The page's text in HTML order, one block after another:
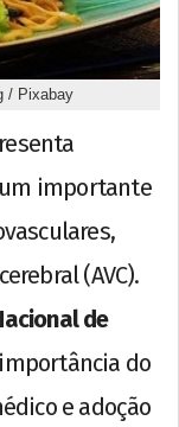
/ Pixabay
importante
(AVC).
de
do
e adoção